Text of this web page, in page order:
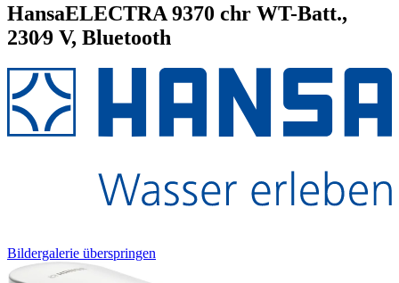
HansaELECTRA 9370 chr WT-Batt.,
230⁄9 V, Bluetooth
Bildergalerie überspringen